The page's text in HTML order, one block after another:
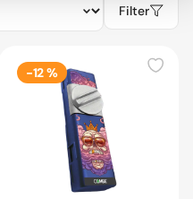
Filter
-12 %